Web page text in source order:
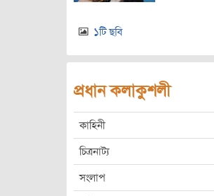
১টি ছবি
প্রধান কলাকুশলী
কাহিনী
চিত্রনাট্য
সংলাপ